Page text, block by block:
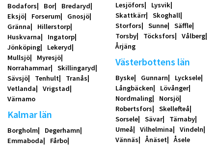
Bodafors Bor
Bredaryd
Eksjö
Forserum
Gnosjö
Gränna
Hillerstorp
Huskvarna
Ingatorp
Jönköping
Lekeryd
Mullsjö
Myresjö
Norrahammar
Skillingaryd
Sävsjö
Tenhult
Tranås
Vetlanda
Vrigstad
Värnamo
Kalmar län
Borgholm
Degerhamn
Emmaboda
Fårbo
Lesjöfors
Lysvik
Skattkärr
Skoghall
Storfors
Sunne
Säffle
Torsby
Töcksfors
Vålberg
Årjäng
Västerbottens län
Byske Gunnarn
Lycksele
Långbäcken
Lövånger
Nordmaling
Norsjö
Robertsfors
Skellefteå
Sorsele
Sävar
Tärnaby
Umeå
Vilhelmina
Vindeln
Vännäs
Ånäset Åsele